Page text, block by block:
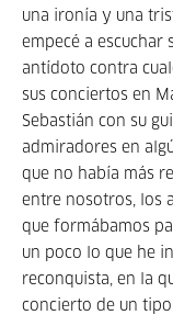
una ironía y una
empecé a escuchar
antídoto contra
sus conciertos en
Sebastián con su
admiradores en
que no había más
entre nosotros, los
que formábamos
un poco lo que he
reconquista, en la
concierto de un